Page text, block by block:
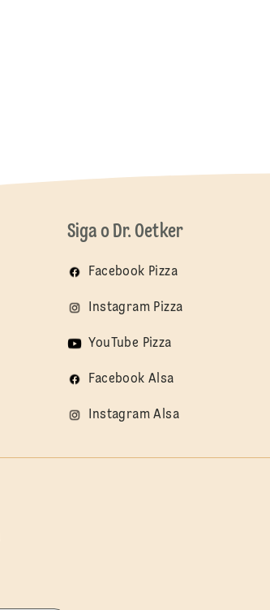
Siga o Dr. Oetker
Facebook Pizza
Instagram Pizza
YouTube Pizza
Facebook Alsa
Instagram Alsa